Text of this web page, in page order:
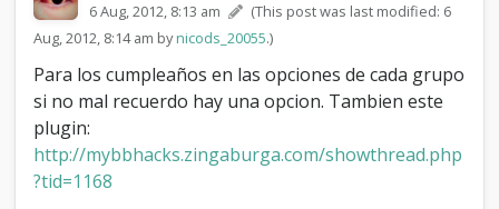
6 Aug, 2012, 8:13 am
(This post was last modified: 6
Aug, 2012, 8:14 am bynicods_20055.)
Para los cumpleaños en las opciones de cada grupo
si no mal recuerdo hay una opcion. Tambien este
plugin:
http://mybbhacks.zingaburga.com/showthread.php
?tid=1168